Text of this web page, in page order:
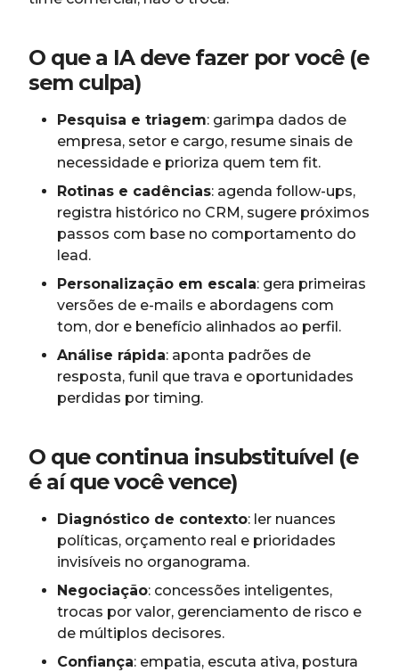
O que a IA deve fazer por você (e
sem culpa)
Pesquisa e triagem: garimpa dados de
empresa, setor e cargo, resume sinais de
necessidade e prioriza quem tem fit.
Rotinas e cadências: agenda follow-ups,
registra histórico no CRM, sugere próximos
passos com base no comportamento do
lead.
Personalização em escala: gera primeiras
versões de e-mails e abordagens com
tom, dor e benefício alinhados ao perfil.
Análise rápida: aponta padrões de
resposta, funil que trava e oportunidades
perdidas por timing.
O que continua insubstituível (e
é aí que você vence)
Diagnóstico de contexto: ler nuances
políticas, orçamento real e prioridades
invisíveis no organograma.
Negociação: concessões inteligentes,
trocas por valor, gerenciamento de risco e
de múltiplos decisores.
Confiança: empatia, escuta ativa, postura